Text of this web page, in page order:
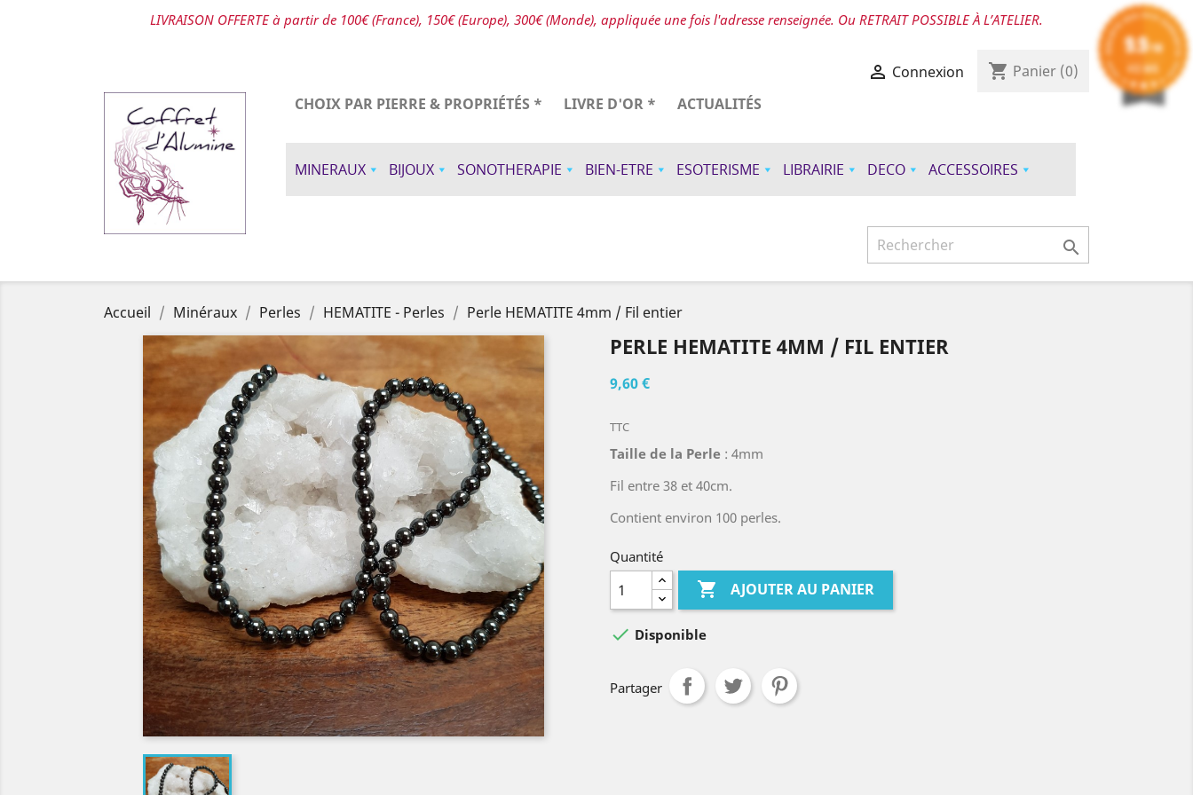
LIVRAISON OFFERTE à partir de 100€ (France), 150€ (Europe), 300€ (Monde), appliquée une fois l'adresse renseignée. Ou RETRAIT POSSIBLE À L’ATELIER.
 Connexion shopping_cart Panier (0)
CHOIX PAR PIERRE & PROPRIÉTÉS *
LIVRE D'OR * ACTUALITÉS
MINERAUX BIJOUX SONOTHERAPIE BIEN-ETRE ESOTERISME LIBRAIRIE DECO ACCESSOIRES

Accueil Minéraux Perles HEMATITE - Perles Perle HEMATITE 4mm / Fil entier
PERLE HEMATITE 4MM / FIL ENTIER
9,60 €
TTC
Taille de la Perle : 4mm
Fil entre 38 et 40cm.
Contient environ 100 perles.
Quantité
 AJOUTER AU PANIER
 Disponible
Partager
9.9/10
412 AVIS